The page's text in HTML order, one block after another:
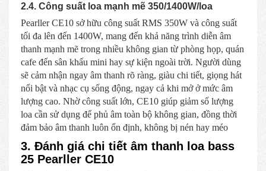
2.4. Công suất loa mạnh mẽ 350/1400W/loa
Pearller CE10 sở hữu công suất RMS 350W và công suất
tối đa lên đến 1400W, mang đến khả năng trình diễn âm
thanh mạnh mẽ trong nhiều không gian từ phòng họp, quán
cafe đến sân khấu mini hay sự kiện ngoài trời. Người dùng
sẽ cảm nhận ngay âm thanh rõ ràng, giàu chi tiết, giọng hát
nổi bật và nhạc cụ sống động, ngay cả khi mở ở mức âm
lượng cao. Nhờ công suất lớn, CE10 giúp giảm số lượng
loa cần sử dụng để phủ âm toàn bộ không gian, đồng thời
đảm bảo âm thanh luôn ổn định, không bị nén hay méo
3. Đánh giá chi tiết âm thanh loa bass
25 Pearller CE10